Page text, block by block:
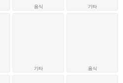
음식
기타
기타
음식